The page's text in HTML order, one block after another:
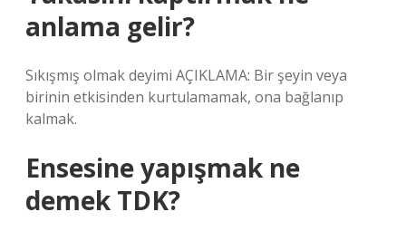
anlama gelir?
Sıkışmış olmak deyimi AÇIKLAMA: Bir şeyin veya
birinin etkisinden kurtulamamak, ona bağlanıp
kalmak.
Ensesine yapışmak ne
demek TDK?